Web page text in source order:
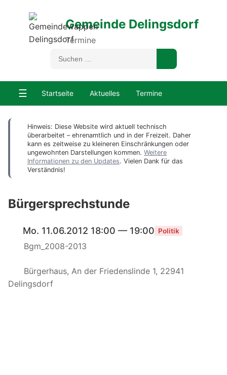
Gemeinde Delingsdorf
Termine
☰ Startseite Aktuelles Termine
Hinweis: Diese Website wird aktuell technisch
überarbeitet – ehrenamtlich und in der Freizeit. Daher
kann es zeitweise zu kleineren Einschränkungen oder
ungewohnten Darstellungen kommen. Weitere
Informationen zu den Updates. Vielen Dank für das
Verständnis!
Bürgersprechstunde
Mo. 11.06.2012 18:00 — 19:00 Politik
Bgm_2008-2013
Bürgerhaus, An der Friedenslinde 1, 22941
Delingsdorf